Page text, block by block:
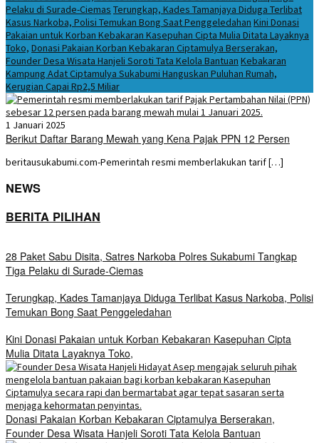
Pelaku di Surade-Ciemas Terungkap, Kades Tamanjaya Diduga Terlibat
Kasus Narkoba, Polisi Temukan Bong Saat Penggeledahan Kini Donasi
Pakaian untuk Korban Kebakaran Kasepuhan Cipta Mulia Ditata Layaknya
Toko, Donasi Pakaian Korban Kebakaran Ciptamulya Berserakan,
Founder Desa Wisata Hanjeli Soroti Tata Kelola Bantuan Kebakaran
Kampung Adat Ciptamulya Sukabumi Hanguskan Puluhan Rumah,
Kerugian Capai Rp2,5 Miliar
1 Januari 2025
Berikut Daftar Barang Mewah yang Kena Pajak PPN 12 Persen
beritausukabumi.com-Pemerintah resmi memberlakukan tarif […]
NEWS
BERITA PILIHAN
28 Paket Sabu Disita, Satres Narkoba Polres Sukabumi Tangkap
Tiga Pelaku di Surade-Ciemas
Terungkap, Kades Tamanjaya Diduga Terlibat Kasus Narkoba, Polisi
Temukan Bong Saat Penggeledahan
Kini Donasi Pakaian untuk Korban Kebakaran Kasepuhan Cipta
Mulia Ditata Layaknya Toko,
Donasi Pakaian Korban Kebakaran Ciptamulya Berserakan,
Founder Desa Wisata Hanjeli Soroti Tata Kelola Bantuan